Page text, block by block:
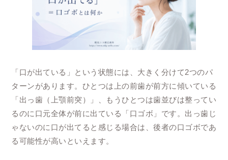
「口が出ている」という状態には、大きく分けて2つのパ
ターンがあります。ひとつは上の前歯が前方に傾いている
「出っ歯（上顎前突）」、もうひとつは歯並びは整ってい
るのに口元全体が前に出ている「口ゴボ」です。出っ歯じ
ゃないのに口が出てると感じる場合は、後者の口ゴボであ
る可能性が高いといえます。